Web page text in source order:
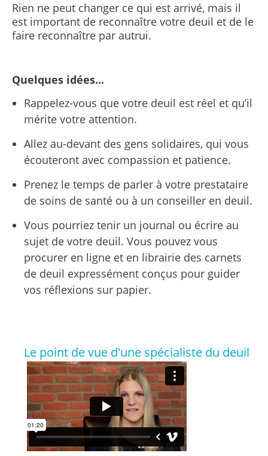
Rien ne peut changer ce qui est arrivé, mais il
est important de reconnaître votre deuil et de le
faire reconnaître par autrui.
Quelques idées...
Rappelez-vous que votre deuil est réel et qu’il
mérite votre attention.
Allez au-devant des gens solidaires, qui vous
écouteront avec compassion et patience.
Prenez le temps de parler à votre prestataire
de soins de santé ou à un conseiller en deuil.
Vous pourriez tenir un journal ou écrire au
sujet de votre deuil. Vous pouvez vous
procurer en ligne et en librairie des carnets
de deuil expressément conçus pour guider
vos réflexions sur papier.
Le point de vue d'une spécialiste du deuil